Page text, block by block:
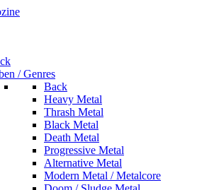
/ Genres
Back
Heavy Metal
Thrash Metal
Black Metal
Death Metal
Progressive Metal
Alternative Metal
Modern Metal / Metalcore